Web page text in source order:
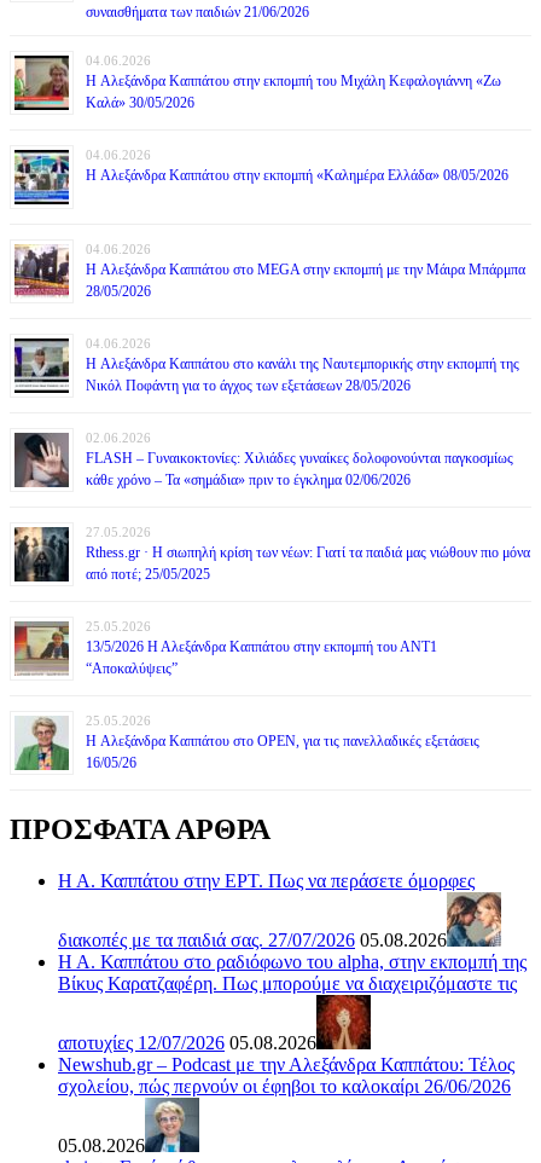
συναισθήματα των παιδιών 21/06/2026
04.06.2026
H Αλεξάνδρα Καππάτου στην εκπομπή του Μιχάλη Κεφαλογιάννη «Ζω
Καλά» 30/05/2026
04.06.2026
H Αλεξάνδρα Καππάτου στην εκπομπή «Καλημέρα Ελλάδα» 08/05/2026
04.06.2026
H Αλεξάνδρα Καππάτου στο MEGA στην εκπομπή με την Μάιρα Mπάρμπα
28/05/2026
04.06.2026
H Αλεξάνδρα Καππάτου στο κανάλι της Ναυτεμπορικής στην εκπομπή της
Νικόλ Ποφάντη για το άγχος των εξετάσεων 28/05/2026
02.06.2026
FLASH – Γυναικοκτονίες: Χιλιάδες γυναίκες δολοφονούνται παγκοσμίως
κάθε χρόνο – Τα «σημάδια» πριν το έγκλημα 02/06/2026
27.05.2026
Rthess.gr · Η σιωπηλή κρίση των νέων: Γιατί τα παιδιά μας νιώθουν πιο μόνα
από ποτέ; 25/05/2025
25.05.2026
13/5/2026 Η Αλεξάνδρα Καππάτου στην εκπομπή του ΑΝΤ1
“Αποκαλύψεις”
25.05.2026
H Αλεξάνδρα Καππάτου στο OPEN, για τις πανελλαδικές εξετάσεις
16/05/26
ΠΡΟΣΦΑΤΑ ΑΡΘΡΑ
Η Α. Καππάτου στην ΕΡΤ. Πως να περάσετε όμορφες
διακοπές με τα παιδιά σας. 27/07/2026 05.08.2026
Η Α. Καππάτου στο ραδιόφωνο του alpha, στην εκπομπή της
Βίκυς Καρατζαφέρη. Πως μπορούμε να διαχειριζόμαστε τις
αποτυχίες 12/07/2026 05.08.2026
Newshub.gr – Podcast με την Αλεξάνδρα Καππάτου: Τέλος
σχολείου, πώς περνούν οι έφηβοι το καλοκαίρι 26/06/2026
05.08.2026